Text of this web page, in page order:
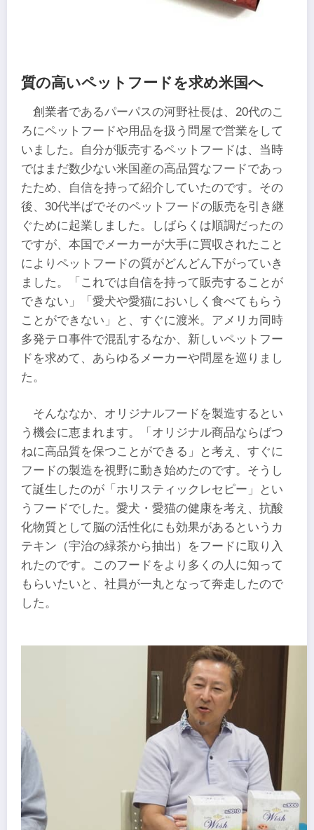
質の高いペットフードを求め米国へ
創業者であるパーパスの河野社長は、20代のこ
ろにペットフードや用品を扱う問屋で営業をして
いました。自分が販売するペットフードは、当時
ではまだ数少ない米国産の高品質なフードであっ
たため、自信を持って紹介していたのです。その
後、30代半ばでそのペットフードの販売を引き継
ぐために起業しました。しばらくは順調だったの
ですが、本国でメーカーが大手に買収されたこと
によりペットフードの質がどんどん下がっていき
ました。「これでは自信を持って販売することが
できない」「愛犬や愛猫においしく食べてもらう
ことができない」と、すぐに渡米。アメリカ同時
多発テロ事件で混乱するなか、新しいペットフー
ドを求めて、あらゆるメーカーや問屋を巡りまし
た。
そんななか、オリジナルフードを製造するとい
う機会に恵まれます。「オリジナル商品ならばつ
ねに高品質を保つことができる」と考え、すぐに
フードの製造を視野に動き始めたのです。そうし
て誕生したのが「ホリスティックレセピー」とい
うフードでした。愛犬・愛猫の健康を考え、抗酸
化物質として脳の活性化にも効果があるというカ
テキン（宇治の緑茶から抽出）をフードに取り入
れたのです。このフードをより多くの人に知って
もらいたいと、社員が一丸となって奔走したので
した。